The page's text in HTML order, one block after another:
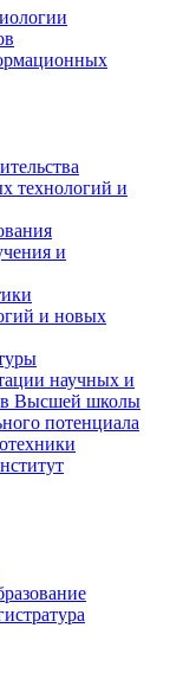
технологий и
и
и новых
научных и
Высшей школы
потенциала